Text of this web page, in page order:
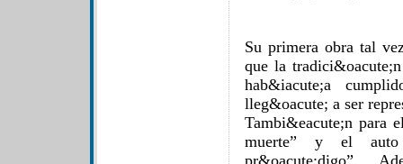
Su primera obra tal
que la
hab&iacute;a
lleg&oacute; a ser
Tambi&eacute;n para
muerte” y el auto
pr&oacute;digo”.